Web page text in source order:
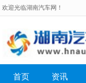
欢迎光临湖南汽车网！
首页 资讯